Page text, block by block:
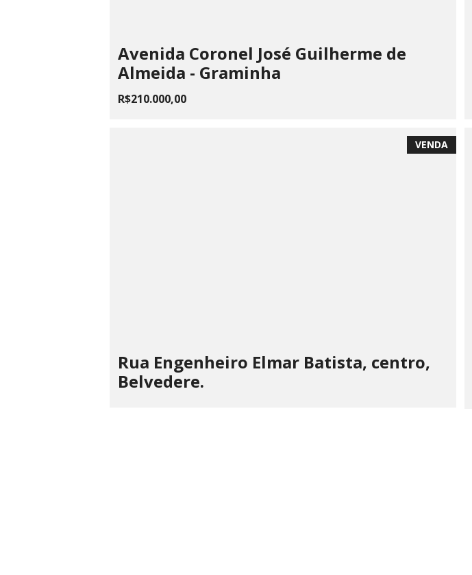
Avenida Coronel José Guilherme de
Almeida - Graminha
R$210.000,00
VENDA
Rua Engenheiro Elmar Batista, centro,
Belvedere.